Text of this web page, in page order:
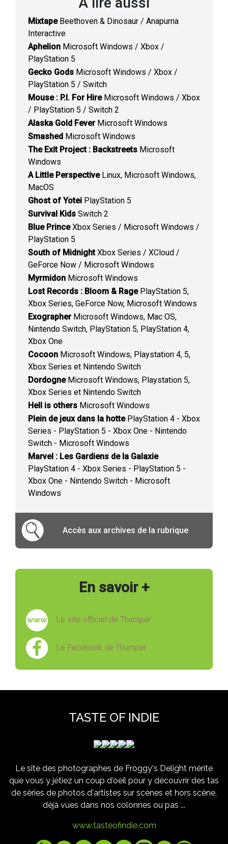
MixtapeBeethoven & Dinosaur / Anapurna
Interactive
Aphelion Microsoft Windows / Xbox /
PlayStation 5
Gecko Gods Microsoft Windows / Xbox /
PlayStation 5 / Switch
Mouse : P.I. For HireMicrosoft Windows / Xbox
/ PlayStation 5 / Switch 2
Alaska Gold FeverMicrosoft Windows
Smashed Microsoft Windows
The Exit Project : Backstreets Microsoft
Windows
A Little PerspectiveLinux, Microsoft Windows,
MacOS
Ghost of Yotei PlayStation 5
Survival Kids Switch 2
Blue PrinceXbox Series / Microsoft Windows /
PlayStation 5
South of MidnightXbox Series / XCloud /
GeForce Now / Microsoft Windows
Myrmidon Microsoft Windows
Lost Records : Bloom & RagePlayStation 5,
Xbox Series, GeForce Now, Microsoft Windows
ExographerMicrosoft Windows, Mac OS,
Nintendo Switch, PlayStation 5, PlayStation 4,
Xbox One
Cocoon Microsoft Windows, Playstation 4, 5,
Xbox Series et Nintendo Switch
DordogneMicrosoft Windows, Playstation 5,
Xbox Series et Nintendo Switch
Hell is others Microsoft Windows
Plein de jeux dans la hottePlayStation 4 - Xbox
Series - PlayStation 5 - Xbox One - Nintendo
Switch - Microsoft Windows
Marvel : Les Gardiens de la Galaxie
PlayStation 4 - Xbox Series - PlayStation 5 -
Xbox One - Nintendo Switch - Microsoft
Windows
Accès aux archives de la rubrique
En savoir +
Le site officiel de Thumper
Le Facebook de Thumper
TASTE OF INDIE
Le site des photographes de Froggy's Delight mérite
que vous y jetiez un coup d'oeil pour y découvrir des tas
de séries de photos d'artistes sur scènes et hors scène,
déjà vues dans nos colonnes ou pas ...
www.tasteofindie.com